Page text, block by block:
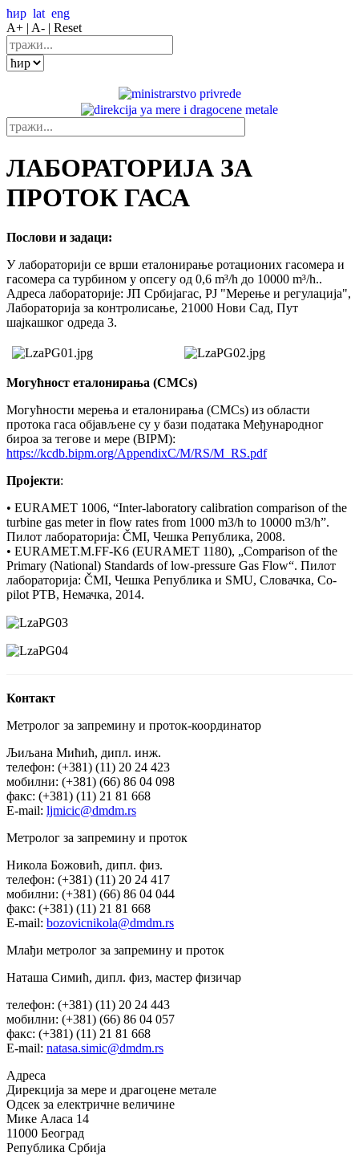
ћир lat eng
A+ | A- | Reset
ЛАБОРАТОРИЈА ЗА
ПРОТОК ГАСА
Послови и задаци:
У лабораторији се врши еталонирањe ротационих гасомера и
гасомера са турбином у опсегу од 0,6 m³/h до 10000 m³/h..
Адреса лабораторије: ЈП Србијагас, РЈ "Мерење и регулација",
Лабораторија за контролисање, 21000 Нови Сад, Пут
шајкашког одреда 3.
Могућност еталонирања (CMCs)
Могућности мерења и еталонирања (СМСs) из области
протока гаса објављене су у бази података Међународног
бироа за тегове и мере (BIPM):
https://kcdb.bipm.org/AppendixC/M/RS/M_RS.pdf
Пројекти:
• EURAMET 1006, “Inter-laboratory calibration comparison of the
turbine gas meter in flow rates from 1000 m3/h to 10000 m3/h”.
Пилот лабораторија: ČMI, Чешка Република, 2008.
• EURAMET.M.FF‐K6 (EURAMET 1180), „Comparison of the
Primary (National) Standards of low‐pressure Gas Flow“. Пилот
лабораторија: ČMI, Чешка Република и SMU, Словачка, Co‐
pilot PTB, Немачка, 2014.
Контакт
Метролог за запремину и проток-координатор
Љиљана Мићић, дипл. инж.
телефон: (+381) (11) 20 24 423
мобилни: (+381) (66) 86 04 098
факс: (+381) (11) 21 81 668
E-mail: ljmicic@dmdm.rs
Метролог за запремину и проток
Никола Божовић, дипл. физ.
телефон: (+381) (11) 20 24 417
мобилни: (+381) (66) 86 04 044
факс: (+381) (11) 21 81 668
E-mail: bozovicnikola@dmdm.rs
Млађи метролог за запремину и проток
Наташа Симић, дипл. физ, мастер физичар
телефон: (+381) (11) 20 24 443
мобилни: (+381) (66) 86 04 057
факс: (+381) (11) 21 81 668
E-mail: natasa.simic@dmdm.rs
Адреса
Дирекција за мере и драгоцене метале
Одсек за електричне величине
Мике Аласа 14
11000 Београд
Република Србија